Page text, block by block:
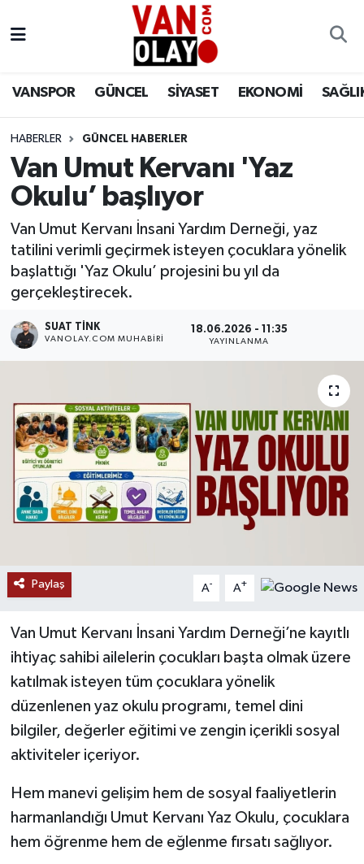
VANSPOR GÜNCEL SİYASET EKONOMİ
HABERLER GÜNCEL HABERLER
Van Umut Kervanı 'Yaz
Okulu’ başlıyor
Van Umut Kervanı İnsani Yardım Derneği, yaz
tatilini verimli geçirmek isteyen çocuklara yönelik
başlattığı 'Yaz Okulu’ projesini bu yıl da
gerçekleştirecek.
SUAT TINK
VANOLAY.COM MUHABIRI
18.06.2026 - 11:35
YAYINLANMA
Paylaş A- A+
Van Umut Kervanı İnsani Yardım Derneği’ne kayıtlı
ihtiyaç sahibi ailelerin çocukları başta olmak üzere
katılmak isteyen tüm çocuklara yönelik
düzenlenen yaz okulu programı, temel dini
bilgiler, değerler eğitimi ve zengin içerikli sosyal
aktiviteler içeriyor.
Hem manevi gelişim hem de sosyal faaliyetlerin
harmanlandığı Umut Kervanı Yaz Okulu, çocuklara
hem öğrenme hem de eğlenme fırsatı sağlıyor.
Siyaset
Ekonomi
Sağlık
Eğitim
Van Nöbetçi Eczaneler
Van Namaz Vakitleri
Van Trafik Yoğunluk Haritası
Süper Lig Puan Durumu ve Fikstür
Tüm Manşetler